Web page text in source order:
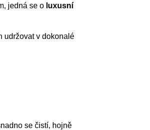
jedná se o luxusní
udržovat v dokonalé
se čistí, hojně